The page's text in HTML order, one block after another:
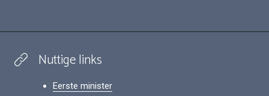
Nuttige links
Eerste minister